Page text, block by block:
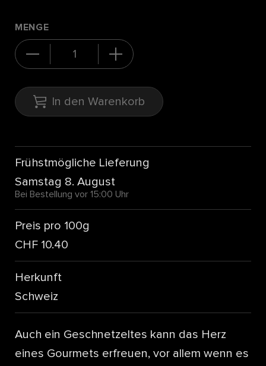
MENGE
In den Warenkorb
Frühstmögliche Lieferung
Samstag 8. August
Bei Bestellung vor 15:00 Uhr
Preis pro 100g
CHF 10.40
Herkunft
Schweiz
Auch ein Geschnetzeltes kann das Herz
eines Gourmets erfreuen, vor allem wenn es